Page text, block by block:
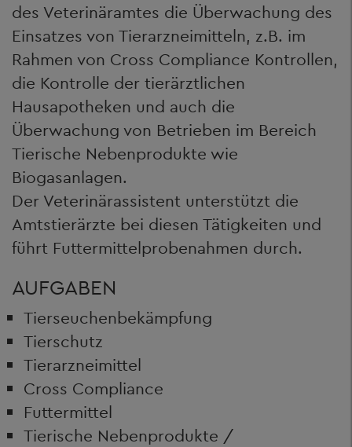
des Veterinäramtes die Überwachung des
Einsatzes von Tierarzneimitteln, z.B. im
Rahmen von Cross Compliance Kontrollen,
die Kontrolle der tierärztlichen
Hausapotheken und auch die
Überwachung von Betrieben im Bereich
Tierische Nebenprodukte wie
Biogasanlagen.
Der Veterinärassistent unterstützt die
Amtstierärzte bei diesen Tätigkeiten und
führt Futtermittelprobenahmen durch.
AUFGABEN
Tierseuchenbekämpfung
Tierschutz
Tierarzneimittel
Cross Compliance
Futtermittel
Tierische Nebenprodukte /